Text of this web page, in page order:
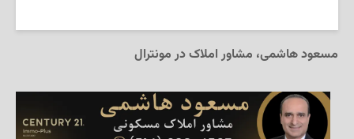
مسعود هاشمی، مشاور املاک در مونترال